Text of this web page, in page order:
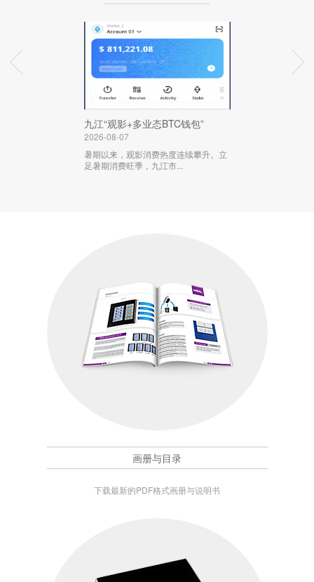
九江“观影+多业态BTC钱包”
2026-08-07
暑期以来，观影消费热度连续攀升。立
足暑期消费旺季，九江市...
画册与目录
下载最新的PDF格式画册与说明书